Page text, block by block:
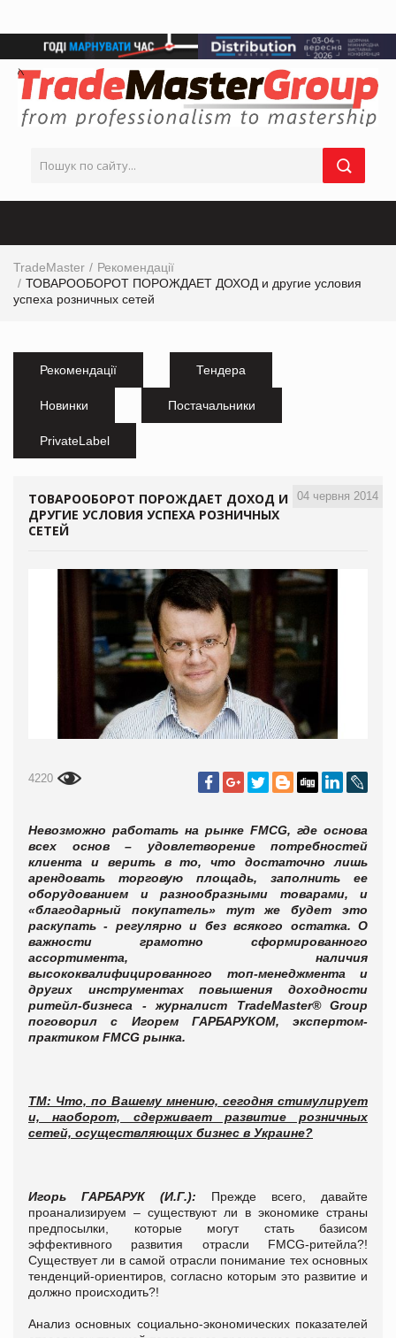
TradeMaster
Рекомендації
ТОВАРООБОРОТ ПОРОЖДАЕТ ДОХОД и другие условия
успеха розничных сетей
Рекомендації Тендера
Новинки Постачальники
PrivateLabel
04 червня 2014
ТОВАРООБОРОТ ПОРОЖДАЕТ ДОХОД И
ДРУГИЕ УСЛОВИЯ УСПЕХА РОЗНИЧНЫХ
СЕТЕЙ
4220
Невозможно работать на рынке FMCG, где основа
всех основ – удовлетворение потребностей
клиента и верить в то, что достаточно лишь
арендовать торговую площадь, заполнить ее
оборудованием и разнообразными товарами, и
«благодарный покупатель» тут же будет это
раскупать - регулярно и без всякого остатка. О
важности грамотно сформированного
ассортимента, наличия
высококвалифицированного топ-менеджмента и
других инструментах повышения доходности
ритейл-бизнеса - журналист TradeMaster® Group
поговорил с Игорем ГАРБАРУКОМ, экспертом-
практиком FMCG рынка.
ТМ: Что, по Вашему мнению, сегодня стимулирует
и, наоборот, сдерживает развитие розничных
сетей, осуществляющих бизнес в Украине?
Игорь ГАРБАРУК (И.Г.): Прежде всего, давайте
проанализируем – существуют ли в экономике страны
предпосылки, которые могут стать базисом
эффективного развития отрасли FMCG-ритейла?!
Существует ли в самой отрасли понимание тех основных
тенденций-ориентиров, согласно которым это развитие и
должно происходить?!
Анализ основных социально-экономических показателей